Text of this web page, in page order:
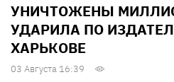
УНИЧТОЖЕНЫ
УДАРИЛА ПО
ХАРЬКОВЕ
03 Августа 16:39